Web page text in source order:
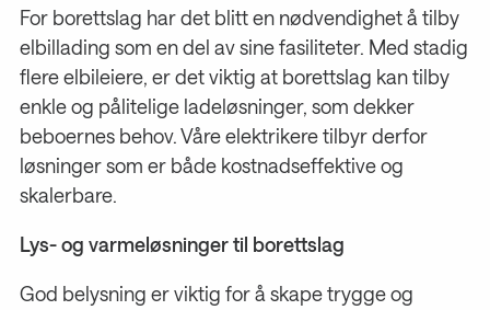
For borettslag har det blitt en nødvendighet å tilby
elbillading som en del av sine fasiliteter. Med stadig
flere elbileiere, er det viktig at borettslag kan tilby
enkle og pålitelige ladeløsninger, som dekker
beboernes behov. Våre elektrikere tilbyr derfor
løsninger som er både kostnadseffektive og
skalerbare.
Lys- og varmeløsninger til borettslag
God belysning er viktig for å skape trygge og